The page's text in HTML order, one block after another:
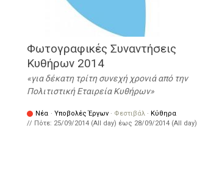
Φωτογραφικές Συναντήσεις
Κυθήρων 2014
για δέκατη τρίτη συνεχή χρονιά από την
Πολιτιστική Εταιρεία Κυθήρων
Νέα · Υποβολές Έργων · Φεστιβάλ · Κύθηρα
// Πότε: 25/09/2014 (All day) έως 28/09/2014 (All day)